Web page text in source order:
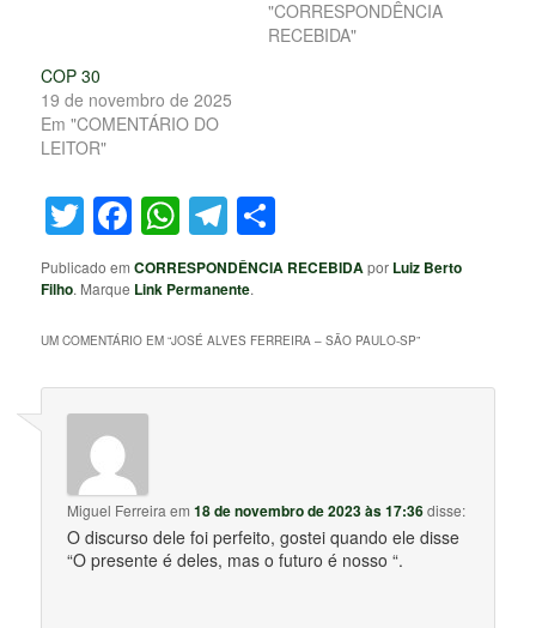
"CORRESPONDÊNCIA
RECEBIDA"
COP 30
19 de novembro de 2025
Em "COMENTÁRIO DO
LEITOR"
Twitter
Facebook
WhatsApp
Telegram
Publicado emCORRESPONDÊNCIA RECEBIDApor Luiz Berto
Filho. Marque Link Permanente.
UM COMENTÁRIO EM “JOSÉ ALVES FERREIRA – SÃO PAULO-SP”
Miguel Ferreira em18 de novembro de 2023 às 17:36disse:
O discurso dele foi perfeito, gostei quando ele disse
“O presente é deles, mas o futuro é nosso “.